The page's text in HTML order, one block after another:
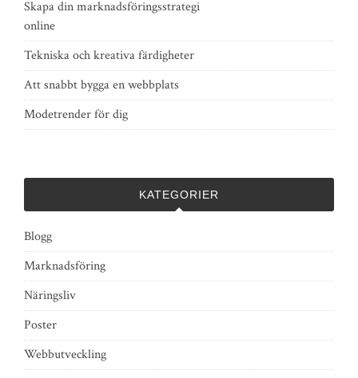
Skapa din marknadsföringsstrategi
online
Tekniska och kreativa färdigheter
Att snabbt bygga en webbplats
Modetrender för dig
KATEGORIER
Blogg
Marknadsföring
Näringsliv
Poster
Webbutveckling